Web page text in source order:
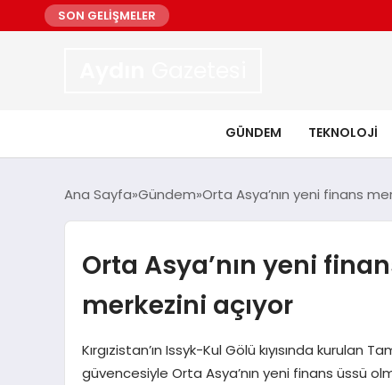
SON GELİŞMELER
GÜNDEM TEKNOLOJI
Ana Sayfa Gündem Orta Asya’nın yeni finans
Orta Asya’nın yeni
merkezini açıyor
Kırgızistan’ın Issyk-Kul Gölü kıyısında kurulan
güvencesiyle Orta Asya’nın yeni finans üssü